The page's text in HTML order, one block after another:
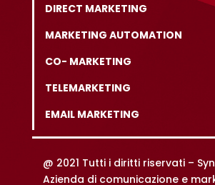
DIRECT MARKETING
MARKETING AUTOMATION
CO- MARKETING
TELEMARKETING
EMAIL MARKETING
@ 2021 Tutti i diritti riservati –
Azienda di comunicazione e